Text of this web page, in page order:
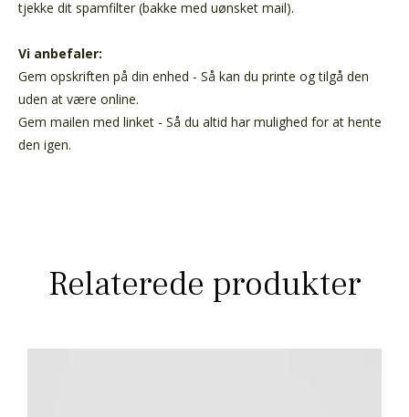
tjekke dit spamfilter (bakke med uønsket mail).
Vi anbefaler:
Gem opskriften på din enhed - Så kan du printe og tilgå den
uden at være online.
Gem mailen med linket - Så du altid har mulighed for at hente
den igen.
Relaterede produkter